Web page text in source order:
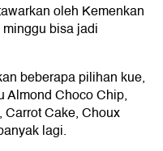
oleh Kemenkan
bisa jadi
beberapa pilihan kue,
Almond Choco Chip,
Carrot Cake, Choux
lagi.